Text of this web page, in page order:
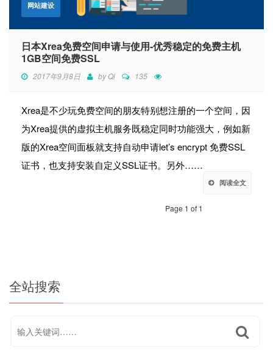
网站建设
日本Xrea免费空间申请与使用-优秀稳定的免费主机
1GB空间免费SSL
2017年9月8日 byQi 135
Xrea是不少玩免费空间的朋友特别想注册的一个空间，因
为Xrea提供的虚拟主机服务既稳定同时功能强大，例如新
版的Xrea空间面板就支持自动申请let’s encrypt 免费SSL
证书，也支持安装自定义SSL证书。另外……
阅读全文
Page 1 of 1
全站搜索